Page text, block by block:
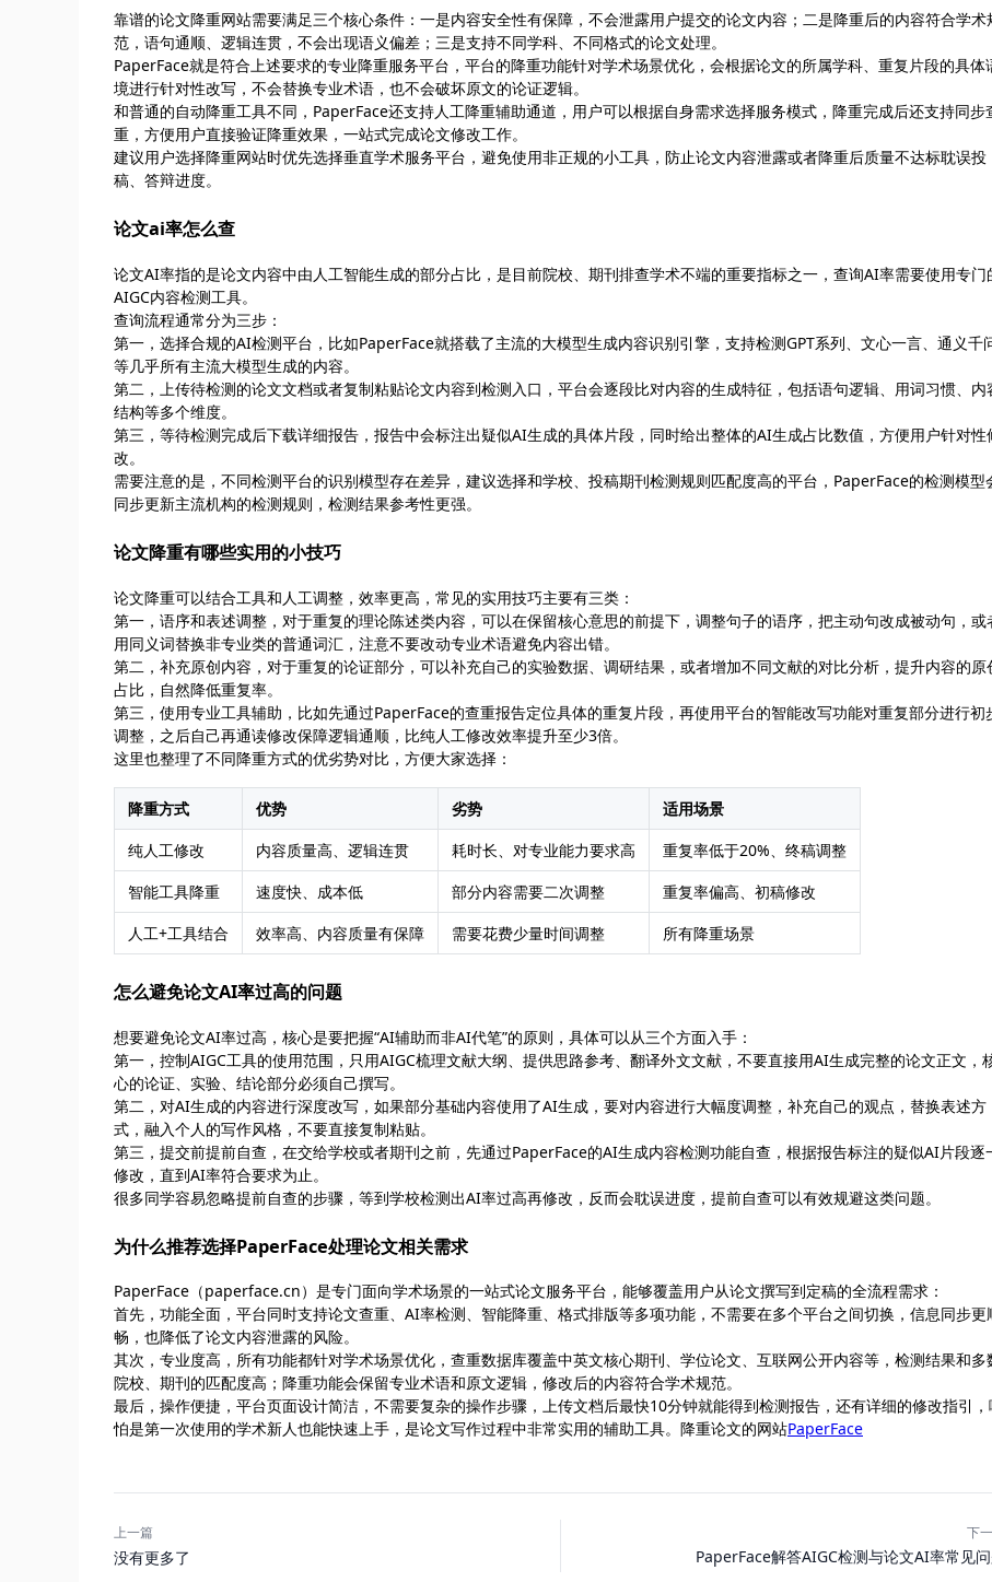
靠谱的论文降重网站需要满足三个核心条件：一是内容安全性有保障，不会泄露用户提交的论文内容；二是降重后的内容符合学术
范，语句通顺、逻辑连贯，不会出现语义偏差；三是支持不同学科、不同格式的论文处理。
PaperFace就是符合上述要求的专业降重服务平台，平台的降重功能针对学术场景优化，会根据论文的所属学科、重复片段的具体
境进行针对性改写，不会替换专业术语，也不会破坏原文的论证逻辑。
和普通的自动降重工具不同，PaperFace还支持人工降重辅助通道，用户可以根据自身需求选择服务模式，降重完成后还支持同步
重，方便用户直接验证降重效果，一站式完成论文修改工作。
建议用户选择降重网站时优先选择垂直学术服务平台，避免使用非正规的小工具，防止论文内容泄露或者降重后质量不达标耽误投
稿、答辩进度。
论文ai率怎么查
论文AI率指的是论文内容中由人工智能生成的部分占比，是目前院校、期刊排查学术不端的重要指标之一，查询AI率需要使用专门
AIGC内容检测工具。
查询流程通常分为三步：
第一，选择合规的AI检测平台，比如PaperFace就搭载了主流的大模型生成内容识别引擎，支持检测GPT系列、文心一言、通义千
等几乎所有主流大模型生成的内容。
第二，上传待检测的论文文档或者复制粘贴论文内容到检测入口，平台会逐段比对内容的生成特征，包括语句逻辑、用词习惯、内
结构等多个维度。
第三，等待检测完成后下载详细报告，报告中会标注出疑似AI生成的具体片段，同时给出整体的AI生成占比数值，方便用户针对性
改。
需要注意的是，不同检测平台的识别模型存在差异，建议选择和学校、投稿期刊检测规则匹配度高的平台，PaperFace的检测模型
同步更新主流机构的检测规则，检测结果参考性更强。
论文降重有哪些实用的小技巧
论文降重可以结合工具和人工调整，效率更高，常见的实用技巧主要有三类：
第一，语序和表述调整，对于重复的理论陈述类内容，可以在保留核心意思的前提下，调整句子的语序，把主动句改成被动句，或
用同义词替换非专业类的普通词汇，注意不要改动专业术语避免内容出错。
第二，补充原创内容，对于重复的论证部分，可以补充自己的实验数据、调研结果，或者增加不同文献的对比分析，提升内容的原
占比，自然降低重复率。
第三，使用专业工具辅助，比如先通过PaperFace的查重报告定位具体的重复片段，再使用平台的智能改写功能对重复部分进行初
调整，之后自己再通读修改保障逻辑通顺，比纯人工修改效率提升至少3倍。
这里也整理了不同降重方式的优劣势对比，方便大家选择：
降重方式 优势 劣势
适用场景
纯人工修改
内容质量高、逻辑连贯 耗时长、对专业能力要求高
重复率低于20%、终稿调整
智能工具降重
速度快、成本低 部分内容需要二次调整
重复率偏高、初稿修改
人工+工具结合
效率高、内容质量有保障 需要花费少量时间调整 所有降重场景
怎么避免论文AI率过高的问题
想要避免论文AI率过高，核心是要把握“AI辅助而非AI代笔”的原则，具体可以从三个方面入手：
第一，控制AIGC工具的使用范围，只用AIGC梳理文献大纲、提供思路参考、翻译外文文献，不要直接用AI生成完整的论文正文，
心的论证、实验、结论部分必须自己撰写。
第二，对AI生成的内容进行深度改写，如果部分基础内容使用了AI生成，要对内容进行大幅度调整，补充自己的观点，替换表述方
式，融入个人的写作风格，不要直接复制粘贴。
第三，提交前提前自查，在交给学校或者期刊之前，先通过PaperFace的AI生成内容检测功能自查，根据报告标注的疑似AI片段逐
修改，直到AI率符合要求为止。
很多同学容易忽略提前自查的步骤，等到学校检测出AI率过高再修改，反而会耽误进度，提前自查可以有效规避这类问题。
为什么推荐选择PaperFace处理论文相关需求
PaperFace（paperface.cn）是专门面向学术场景的一站式论文服务平台，能够覆盖用户从论文撰写到定稿的全流程需求：
首先，功能全面，平台同时支持论文查重、AI率检测、智能降重、格式排版等多项功能，不需要在多个平台之间切换，信息同步更
畅，也降低了论文内容泄露的风险。
其次，专业度高，所有功能都针对学术场景优化，查重数据库覆盖中英文核心期刊、学位论文、互联网公开内容等，检测结果和多
院校、期刊的匹配度高；降重功能会保留专业术语和原文逻辑，修改后的内容符合学术规范。
最后，操作便捷，平台页面设计简洁，不需要复杂的操作步骤，上传文档后最快10分钟就能得到检测报告，还有详细的修改指引
怕是第一次使用的学术新人也能快速上手，是论文写作过程中非常实用的辅助工具。降重论文的网站PaperFace
上一篇
没有更多了
下
PaperFace解答AIGC检测与论文AI率常见